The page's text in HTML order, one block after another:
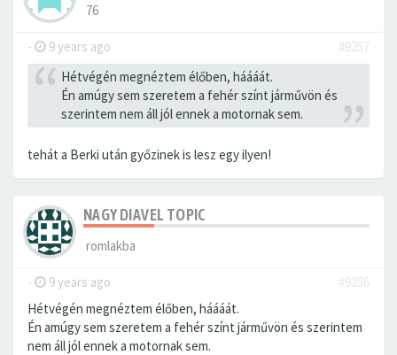
76
- 9 years ago
#9257
Hétvégén megnéztem élőben, háááát.
Én amúgy sem szeretem a fehér színt járművön és
szerintem nem áll jól ennek a motornak sem.
tehát a Berki után győzinek is lesz egy ilyen!
NAGY DIAVEL TOPIC
romlakba
- 9 years ago
#9256
Hétvégén megnéztem élőben, háááát.
Én amúgy sem szeretem a fehér színt járművön és szerintem
nem áll jól ennek a motornak sem.